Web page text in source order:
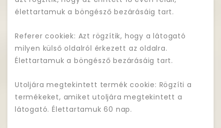
élettartamuk a böngésző bezárásáig tart.
Referer cookiek: Azt rögzítik, hogy a látogató
milyen külső oldalról érkezett az oldalra.
Élettartamuk a böngésző bezárásáig tart.
Utoljára megtekintett termék cookie: Rögzíti a
termékeket, amiket utoljára megtekintett a
látogató. Élettartamuk 60 nap.